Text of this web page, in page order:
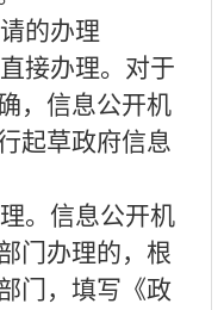
的办理
接办理。 对于
，信息公开机
起草政府信息
。 信息公开机
门办理的， 根
门 ， 填写《政